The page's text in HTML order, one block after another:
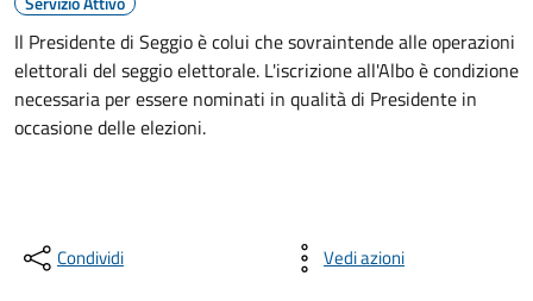
Il Presidente di Seggio è colui che sovraintende alle operazioni
elettorali del seggio elettorale. L'iscrizione all'Albo è condizione
necessaria per essere nominati in qualità di Presidente in
occasione delle elezioni.
Condividi Vedi azioni